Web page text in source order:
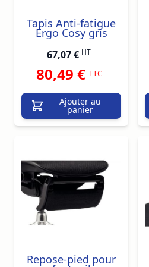
Tapis Anti-fatigue
Ergo Cosy gris
67,07 € HT
80,49 € TTC
Ajouter au
panier
Repose-pied pour